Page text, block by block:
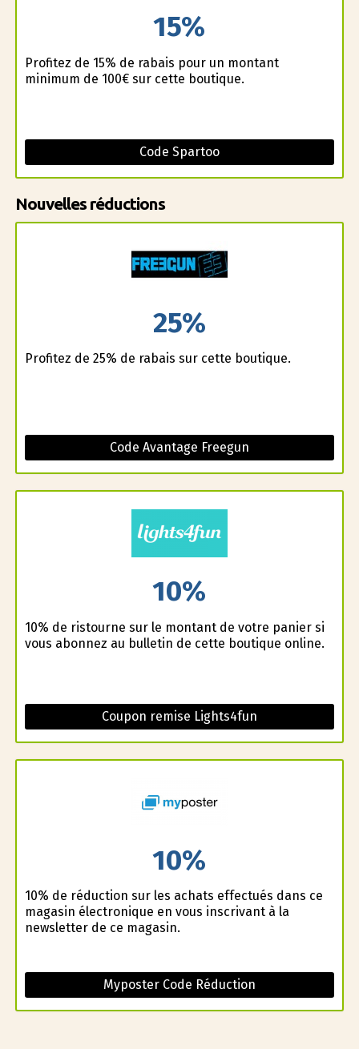
15%
Profitez de 15% de rabais pour un montant
minimum de 100€ sur cette boutique.
Code Spartoo
Nouvelles réductions
25%
Profitez de 25% de rabais sur cette boutique.
Code Avantage Freegun
10%
10% de ristourne sur le montant de votre panier si
vous abonnez au bulletin de cette boutique online.
Coupon remise Lights4fun
10%
10% de réduction sur les achats effectués dans ce
magasin électronique en vous inscrivant à la
newsletter de ce magasin.
Myposter Code Réduction